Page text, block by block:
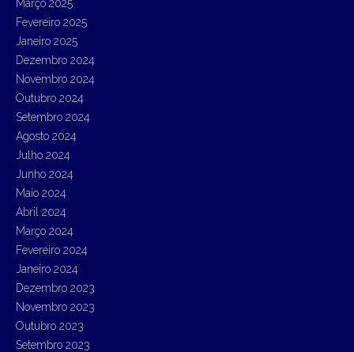
Março 2025
Fevereiro 2025
Janeiro 2025
Dezembro 2024
Novembro 2024
Outubro 2024
Setembro 2024
Agosto 2024
Julho 2024
Junho 2024
Maio 2024
Abril 2024
Março 2024
Fevereiro 2024
Janeiro 2024
Dezembro 2023
Novembro 2023
Outubro 2023
Setembro 2023